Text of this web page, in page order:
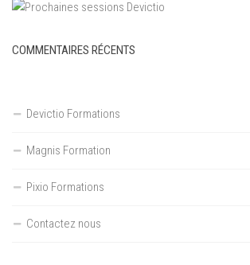
COMMENTAIRES RÉCENTS
Devictio Formations
Magnis Formation
Pixio Formations
Contactez nous